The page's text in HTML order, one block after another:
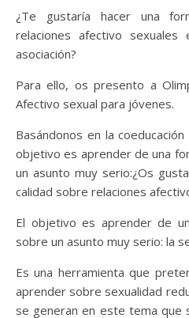
¿Te gustaría hacer una formación de calidad sobre
relaciones afectivo
asociación?
Para ello, os presento a
Afectivo sexual para jóvenes.
Basándonos en la
objetivo es aprender de una
un asunto muy serio:¿Os
calidad sobre relaciones
El objetivo es aprender de
sobre un asunto muy serio: la
Es una herramienta que
aprender sobre sexualidad
se generan en este tema que